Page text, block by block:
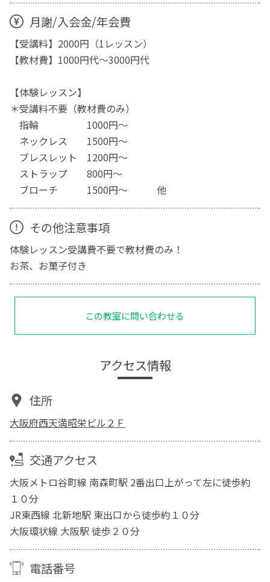
月謝/入会金/年会費
【受講料】2000円（1レッスン）
【教材費】1000円代～3000円代
【体験レッスン】
＊受講料不要（教材費のみ）
指輪 1000円～
ネックレス 1500円～
ブレスレット 1200円～
ストラップ 800円～
ブローチ 1500円～ 他
その他注意事項
体験レッスン受講費不要で教材費のみ！
お茶、お菓子付き
この教室に問い合わせる
アクセス情報
住所
大阪府西天満昭栄ビル２Ｆ
交通アクセス
大阪メトロ谷町線 南森町駅 2番出口上がって左に徒歩約
１０分
JR東西線 北新地駅 東出口から徒歩約１０分
大阪環状線 大阪駅 徒歩２０分
電話番号